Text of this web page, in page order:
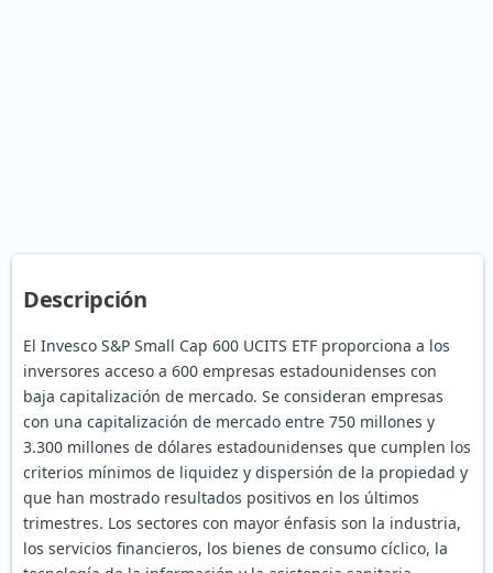
Descripción
El Invesco S&P Small Cap 600 UCITS ETF proporciona a los
inversores acceso a 600 empresas estadounidenses con
baja capitalización de mercado. Se consideran empresas
con una capitalización de mercado entre 750 millones y
3.300 millones de dólares estadounidenses que cumplen los
criterios mínimos de liquidez y dispersión de la propiedad y
que han mostrado resultados positivos en los últimos
trimestres. Los sectores con mayor énfasis son la industria,
los servicios financieros, los bienes de consumo cíclico, la